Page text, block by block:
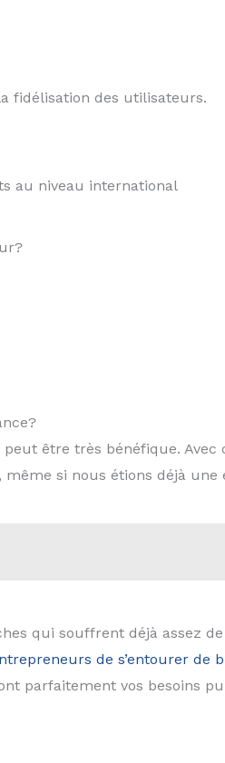
fidélisation des utilisateurs.
au niveau international
être très bénéfique. Avec
si nous étions déjà une
qui souffrent déjà assez
de s’entourer de
parfaitement vos besoins